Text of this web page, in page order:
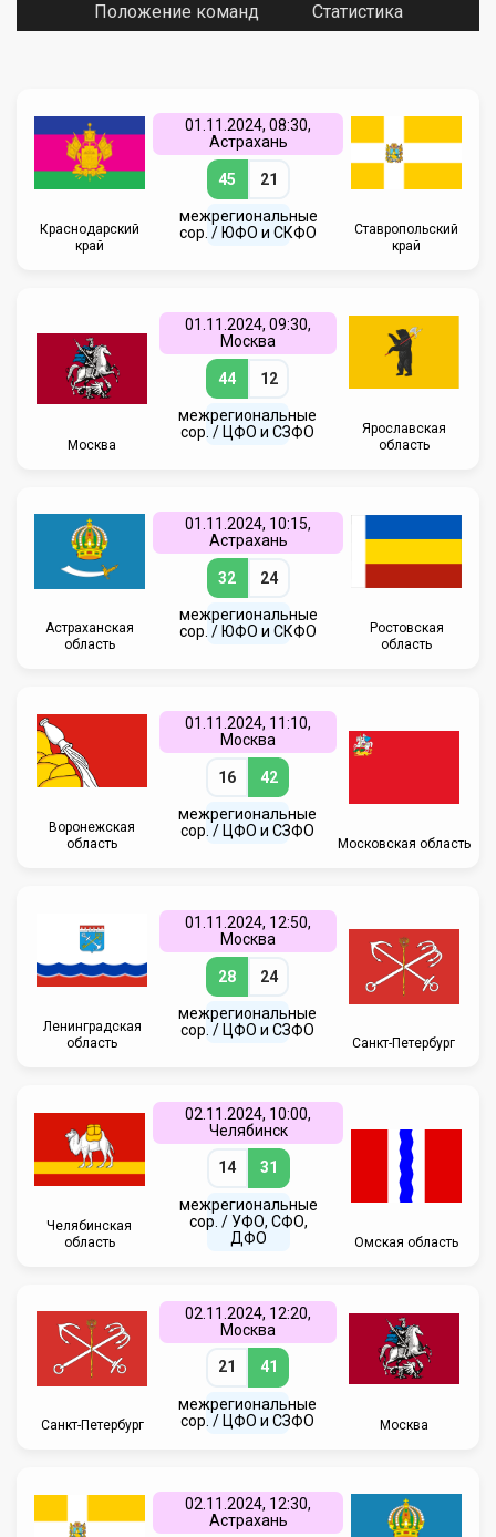
Положение команд
Статистика
Краснодарский
край
01.11.2024, 08:30,
Астрахань
45 21
межрегиональные
сор. / ЮФО и СКФО
Ставропольский
край
Москва
01.11.2024, 09:30,
Москва
44 12
межрегиональные
сор. / ЦФО и СЗФО
Ярославская
область
Астраханская
область
01.11.2024, 10:15,
Астрахань
32 24
межрегиональные
сор. / ЮФО и СКФО
Ростовская
область
Воронежская
область
01.11.2024, 11:10,
Москва
16 42
межрегиональные
сор. / ЦФО и СЗФО
Московская область
Ленинградская
область
01.11.2024, 12:50,
Москва
28 24
межрегиональные
сор. / ЦФО и СЗФО
Санкт-Петербург
Челябинская
область
02.11.2024, 10:00,
Челябинск
14 31
межрегиональные
сор. / УФО, СФО,
ДФО
Омская область
Санкт-Петербург
02.11.2024, 12:20,
Москва
21 41
межрегиональные
сор. / ЦФО и СЗФО
Москва
02.11.2024, 12:30,
Астрахань